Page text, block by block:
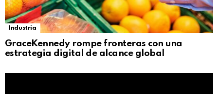
Industria
GraceKennedy rompe fronteras con una
estrategia digital de alcance global